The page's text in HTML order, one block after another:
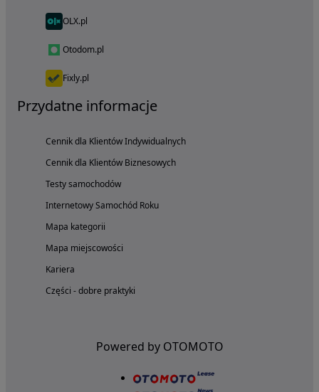
OLX.pl
Otodom.pl
Fixly.pl
Przydatne informacje
Cennik dla Klientów Indywidualnych
Cennik dla Klientów Biznesowych
Testy samochodów
Internetowy Samochód Roku
Mapa kategorii
Mapa miejscowości
Kariera
Części - dobre praktyki
Powered by OTOMOTO